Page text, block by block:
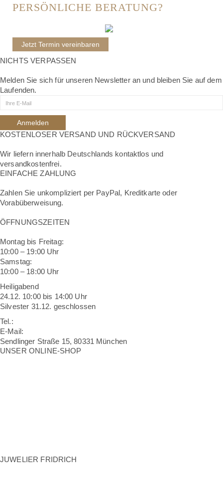
PERSÖNLICHE BERATUNG?
Jetzt Termin vereinbaren
NICHTS VERPASSEN
Melden Sie sich für unseren Newsletter an und bleiben Sie auf dem
Laufenden.
KOSTENLOSER VERSAND UND RÜCKVERSAND
Wir liefern innerhalb Deutschlands kontaktlos und
versandkostenfrei.
EINFACHE ZAHLUNG
Zahlen Sie unkompliziert per PayPal, Kreditkarte oder
Vorabüberweisung.
ÖFFNUNGSZEITEN
Montag bis Freitag:
10:00 – 19:00 Uhr
Samstag:
10:00 – 18:00 Uhr
Heiligabend
24.12. 10:00 bis 14:00 Uhr
Silvester 31.12. geschlossen
Tel.:
E-Mail:
Sendlinger Straße 15, 80331 München
UNSER ONLINE-SHOP
JUWELIER FRIDRICH